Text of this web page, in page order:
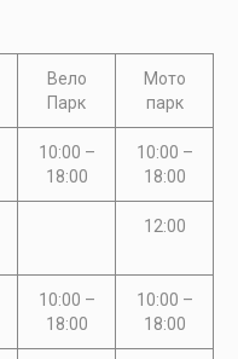
Вело
Парк
Мото
парк
10:00 –
18:00
10:00 –
18:00
12:00
10:00 –
18:00
10:00 –
18:00